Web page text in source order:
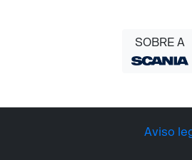
SOBRE A
Aviso